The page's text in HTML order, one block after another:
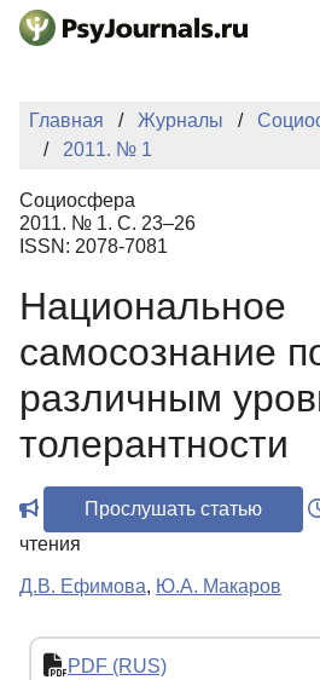
Перейти к основному содержанию
НОВОСТИ
Главная Журналы
2011. № 1
Социосфера
2011. № 1. С. 23–26
ISSN: 2078-7081
Национальное
самосознание
различным
толерантности
Прослушать статью
чтения
Д.В. Ефимова, Ю.А. Макаров
PDF (RUS)